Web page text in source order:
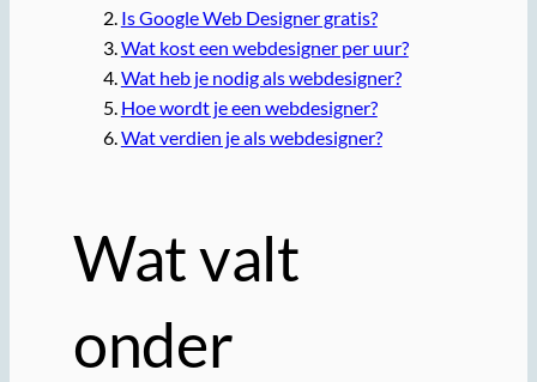
Is Google Web Designer gratis?
Wat kost een webdesigner per uur?
Wat heb je nodig als webdesigner?
Hoe wordt je een webdesigner?
Wat verdien je als webdesigner?
Wat valt
onder